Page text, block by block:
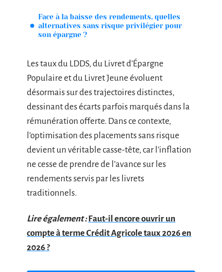
Face à la baisse des rendements, quelles
alternatives sans risque privilégier pour
son épargne ?
Les taux du LDDS, du Livret d’Épargne
Populaire et du Livret Jeune évoluent
désormais sur des trajectoires distinctes,
dessinant des écarts parfois marqués dans la
rémunération offerte. Dans ce contexte,
l’optimisation des placements sans risque
devient un véritable casse-tête, car l’inflation
ne cesse de prendre de l’avance sur les
rendements servis par les livrets
traditionnels.
Lire également : Faut-il encore ouvrir un
compte à terme Crédit Agricole taux 2026 en
2026 ?